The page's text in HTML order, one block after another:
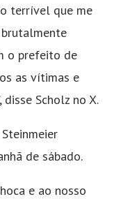
terrível que me
o prefeito de
as vítimas e
Scholz no X.
de sábado.
e ao nosso